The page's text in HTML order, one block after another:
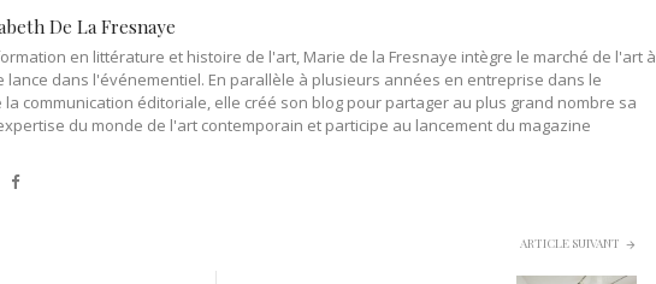
De La Fresnaye
en littérature et histoire de l'art, Marie de la Fresnaye intègre le marché de l'art à
lance dans l'événementiel. En parallèle à plusieurs années en entreprise dans le
la communication éditoriale, elle créé son blog pour partager au plus grand nombre sa
du monde de l'art contemporain et participe au lancement du magazine
Facebook
ARTICLE SUIVANT